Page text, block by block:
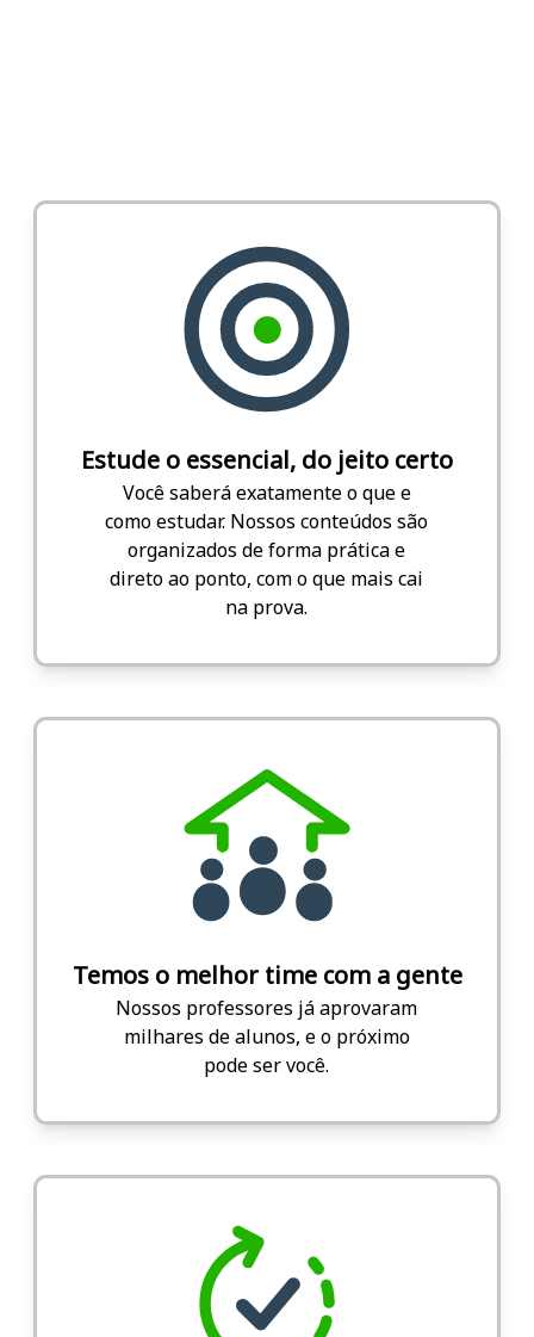
Estude o essencial, do jeito certo
Você saberá exatamente o que e
como estudar. Nossos conteúdos são
organizados de forma prática e
direto ao ponto, com o que mais cai
na prova.
Temos o melhor time com a gente
Nossos professores já aprovaram
milhares de alunos, e o próximo
pode ser você.